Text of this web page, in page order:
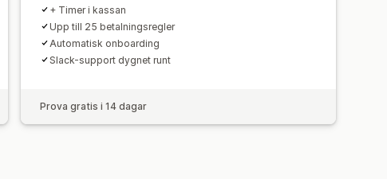
+ Timer i kassan
Upp till 25 betalningsregler
Automatisk onboarding
Slack-support dygnet runt
Prova gratis i 14 dagar